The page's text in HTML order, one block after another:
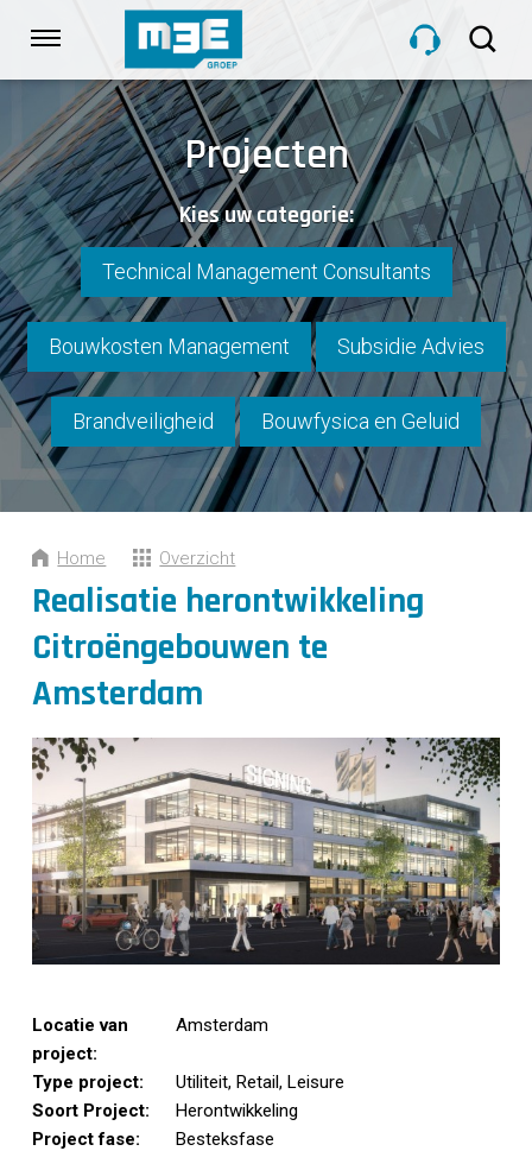
links
Spring
naar
de
inhoud
Spring
naar
navigatie
HOME
DIENSTEN
PROJECTEN
OVER M3E
NIEUWS
CONTACT
Projecten
Kies uw categorie:
Technical Management Consultants
Bouwkosten Management Subsidie Advies
Brandveiligheid Bouwfysica en Geluid
Home Overzicht
Realisatie herontwikkeling
Citroëngebouwen te
Amsterdam
Locatie van
project:
Amsterdam
Type project:
Utiliteit, Retail, Leisure
Soort Project:
Herontwikkeling
Project fase:
Besteksfase